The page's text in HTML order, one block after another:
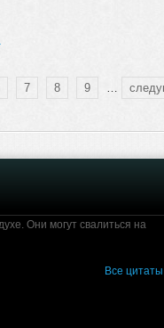
7 8 9
Они могут свалиться на
Все